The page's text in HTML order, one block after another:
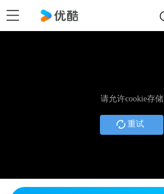
请允许cookie存储
重试